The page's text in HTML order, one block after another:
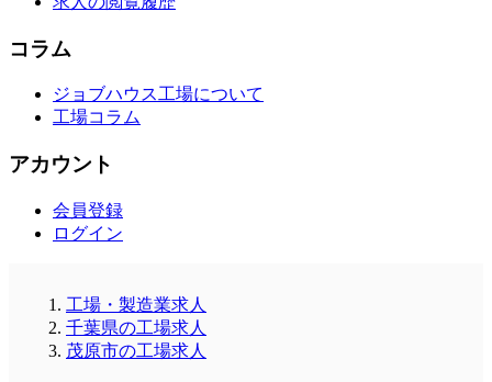
コラム
ジョブハウス工場について
工場コラム
アカウント
会員登録
ログイン
工場・製造業求人
千葉県の工場求人
茂原市の工場求人